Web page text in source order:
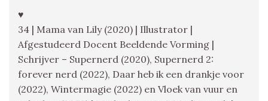
♥
34 | Mama van Lily (2020) | Illustrator |
Afgestudeerd Docent Beeldende Vorming |
Schrijver – Supernerd (2020), Supernerd 2:
forever nerd (2022), Daar heb ik een drankje voor
(2022), Wintermagie (2022) en Vloek van vuur en